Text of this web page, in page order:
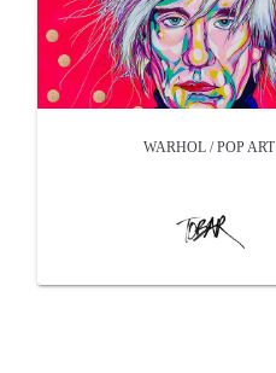
WARHOL / POP ART